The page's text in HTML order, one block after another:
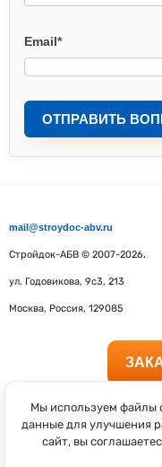
Email*
ОТПРАВИТЬ
mail@stroydoc-abv.ru
Стройдок-АБВ © 2007-2026.
ул. Годовикова, 9с3, 213
Москва, Россия, 129085
Политика
Мы используем файлы
данные для улучшения
сайт, вы